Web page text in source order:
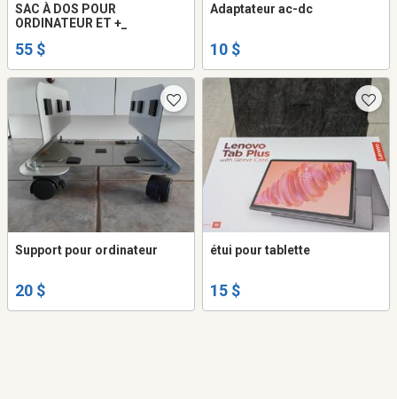
SAC À DOS POUR
ORDINATEUR ET +_
55 $
Adaptateur ac-dc
10 $
Support pour ordinateur
20 $
étui pour tablette
15 $